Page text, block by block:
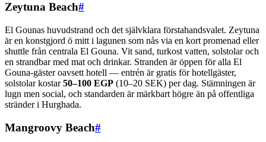
Zeytuna Beach#
El Gounas huvudstrand och det självklara förstahandsvalet. Zeytuna
är en konstgjord ö mitt i lagunen som nås via en kort promenad eller
shuttle från centrala El Gouna. Vit sand, turkost vatten, solstolar och
en strandbar med mat och drinkar. Stranden är öppen för alla El
Gouna-gäster oavsett hotell — entrén är gratis för hotellgäster,
solstolar kostar50–100 EGP (10–20 SEK) per dag. Stämningen är
lugn men social, och standarden är märkbart högre än på offentliga
stränder i Hurghada.
Mangroovy Beach#